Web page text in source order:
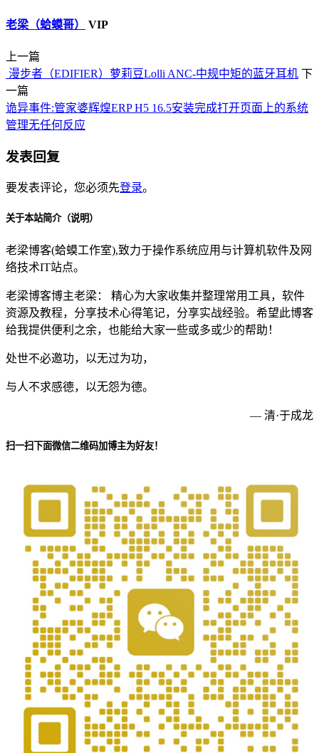
老梁（蛤蟆哥） VIP
上一篇
漫步者（EDIFIER）萝莉豆Lolli ANC-中规中矩的蓝牙耳机 下
一篇
诡异事件:管家婆辉煌ERP H5 16.5安装完成打开页面上的系统
管理无任何反应
发表回复
要发表评论，您必须先登录。
关于本站简介（说明）
老梁博客(蛤蟆工作室),致力于操作系统应用与计算机软件及网
络技术IT站点。
老梁博客博主老梁： 精心为大家收集并整理常用工具，软件
资源及教程，分享技术心得笔记，分享实战经验。希望此博客
给我提供便利之余，也能给大家一些或多或少的帮助！
处世不必邀功，以无过为功，
与人不求感德，以无怨为德。
— 清·于成龙
扫一扫下面微信二维码加博主为好友！